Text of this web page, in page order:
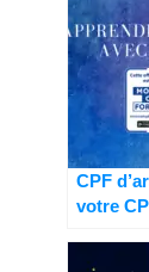
CPF
votre